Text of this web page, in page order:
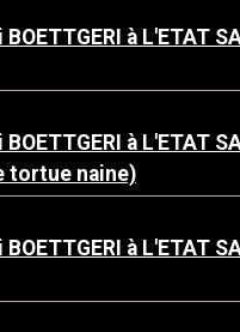
à L'ETAT
à L'ETAT
tortue naine)
à L'ETAT